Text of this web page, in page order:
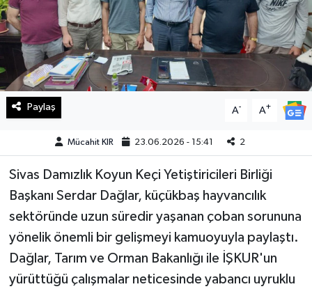
Paylaş A- A+
Mücahit KIR 23.06.2026 - 15:41 2
Sivas Damızlık Koyun Keçi Yetiştiricileri Birliği
Başkanı Serdar Dağlar, küçükbaş hayvancılık
sektöründe uzun süredir yaşanan çoban sorununa
yönelik önemli bir gelişmeyi kamuoyuyla paylaştı.
Dağlar, Tarım ve Orman Bakanlığı ile İŞKUR'un
yürüttüğü çalışmalar neticesinde yabancı uyruklu
Manşetler
Resmi İlan
Sağlık
Spor
SürManşet
Teknoloji
KAHRAMANMARAŞ